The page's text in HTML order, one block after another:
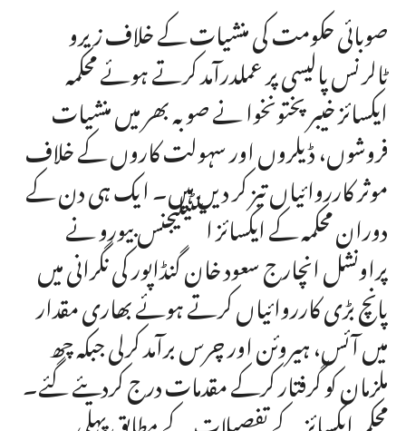
صوبائی حکومت کی منشیات کے خلاف زیرو
ٹالرنس پالیسی پر عملدرآمد کرتے ہوئے محکمہ
ایکسائز خیبر پختونخوا نے صوبہ بھر میں منشیات
فروشوں، ڈیلروں اور سہولت کاروں کے خلاف
موثر کارروائیاں تیز کر دیں ہیں۔ ایک ہی دن کے
دوران محکمہ کے ایکسائز اینٹیلیجنس بیورو نے
پراونشل انچارج سعود خان گنڈاپور کی نگرانی میں
پانچ بڑی کارروائیاں کرتے ہوئے بھاری مقدار
میں آئس، ہیروئن اور چرس برآمد کرلی جبکہ چھ
ملزمان کو گرفتار کرکے مقدمات درج کردیئے گئے۔